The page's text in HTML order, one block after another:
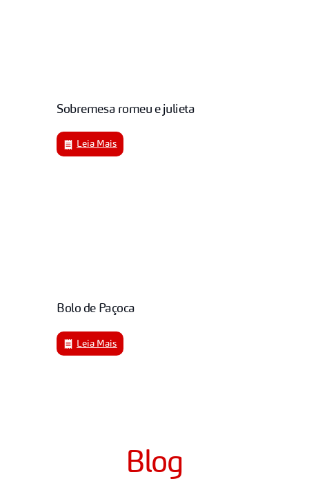
Sobremesa romeu e julieta
Leia Mais
Bolo de Paçoca
Leia Mais
Blog